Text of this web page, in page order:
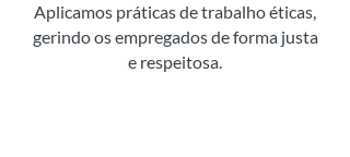
Aplicamos práticas de trabalho éticas,
gerindo os empregados de forma justa
e respeitosa.